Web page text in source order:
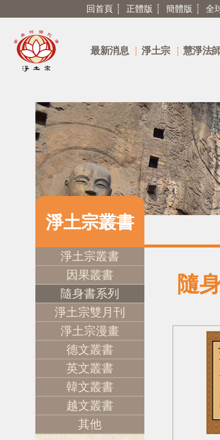
回首頁 正體版 簡體版 全
最新消息 淨土宗 慧淨法
淨土宗叢書
淨土宗叢書
因果叢書
隨身書系列
淨土宗雙月刊
淨土宗漫畫
德文叢書
英文叢書
韓文叢書
越文叢書
其他
隨